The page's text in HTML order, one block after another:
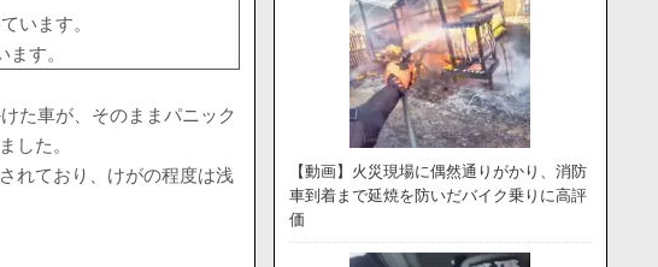
います。
す。
た車が、そのままパニック
した。
れており、けがの程度は浅
【動画】火災現場に偶然通りがかり、消防
車到着まで延焼を防いだバイク乗りに高評
価